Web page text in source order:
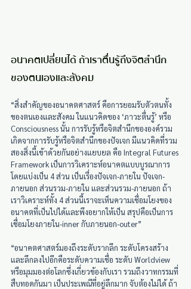
อนาคตเปลี่ยนได้ ถ้าเราตื่นรู้ถึงจิตสำนึก
ของตนเองและสังคม
“สิ่งสำคัญของอนาคตศาสตร์ คือการยอมรับตัวตนทั้ง
ของตนเองและสังคม ในแนวคิดของ ‘ภาวะตื่นรู้’ หรือ
Consciousness นั้น การรับรู้หรือจิตสำนึกขององค์รวม
เกิดจากการรับรู้หรือจิตสำนึกของปัจเจก มีแนวคิดที่รวม
สองสิ่งนี้เข้าด้วยกันอย่างแยบยล คือ Integral Futures
Framework เป็นการวิเคราะห์อนาคตแบบบูรณาการ
โดยแบ่งเป็น 4 ส่วน เป็นเรื่องปัจเจก-ภายใน ปัจเจก-
ภายนอก ส่วนรวม-ภายใน และส่วนรวม-ภายนอก ถ้า
เราวิเคราะห์ทั้ง 4 ส่วนนี้เราจะเห็นความเชื่อมโยงของ
อนาคตที่เป็นไปได้และพึงอยากให้เป็น สรุปคือเป็นการ
เชื่อมโยงภายใน-inner กับภายนอก-outer”
“อนาคตศาสตร์มองถึงระดับรากลึก ระดับโครงสร้าง
และลึกลงไปอีกคือระดับความเชื่อ ระดับ Worldview
หรือมุมมองต่อโลกซึ่งเกี่ยวข้องกับเรา รวมถึงวาทกรรมที่
สืบทอดกันมา เป็นประเพณีที่อยู่ลึกมาก จับต้องไม่ได้ ถ้า